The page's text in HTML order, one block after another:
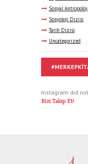
Sosyal
Sosyoloji Dizisi
Tarih Dizisi
Uncategorized
Instagram did
Bizi Takip Et!